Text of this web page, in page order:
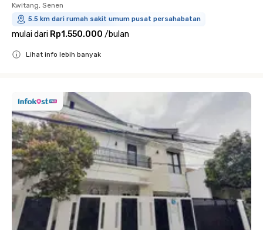
Kwitang, Senen
5.5 km dari rumah sakit umum pusat persahabatan
mulai dari Rp1.550.000 /bulan
Lihat info lebih banyak